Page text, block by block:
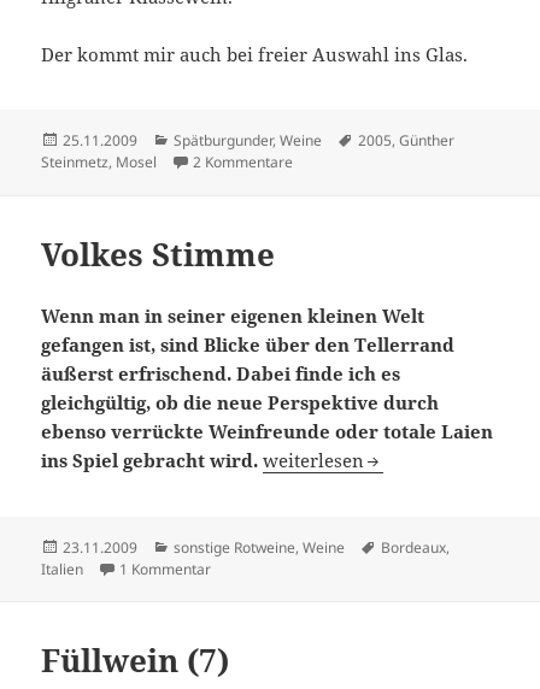
Der kommt mir auch bei freier Auswahl ins Glas.
Veröffentlicht
am
25.11.2009 Kategorien
Spätburgunder,Weine Schlagwörter
2005,Günther
Steinmetz, Mosel 2 Kommentare
Volkes Stimme
Wenn man in seiner eigenen kleinen Welt
gefangen ist, sind Blicke über den Tellerrand
äußerst erfrischend. Dabei finde ich es
gleichgültig, ob die neue Perspektive durch
ebenso verrückte Weinfreunde oder totale Laien
ins Spiel gebracht wird. Volkes Stimme
weiterlesen
Veröffentlicht
am
23.11.2009 Kategorien
sonstige Rotweine,Weine Schlagwörter
Bordeaux,
Italien
1 Kommentarzu Volkes Stimme
Füllwein (7)